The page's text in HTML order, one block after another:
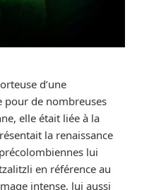
d’une
de nombreuses
elle était liée à la
la renaissance
lui
en référence au
intense, lui aussi